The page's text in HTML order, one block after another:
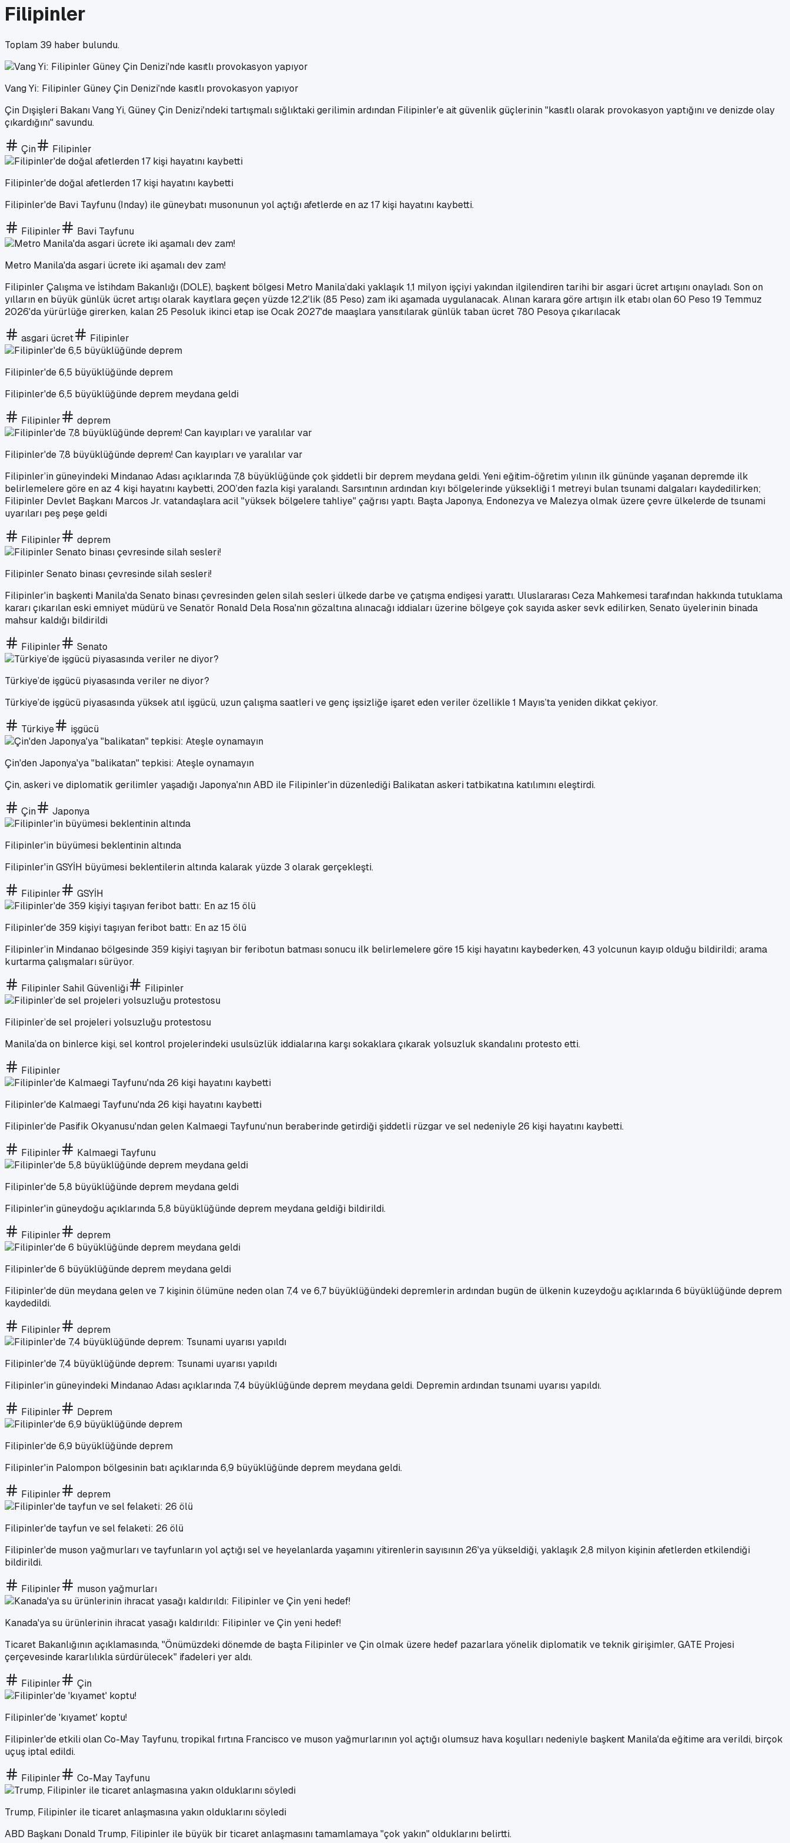
Filipinler
Toplam 39 haber bulundu.
Vang Yi: Filipinler Güney Çin Denizi'nde kasıtlı provokasyon yapıyor
Çin Dışişleri Bakanı Vang Yi, Güney Çin Denizi'ndeki tartışmalı sığlıktaki gerilimin ardından Filipinler'e ait güvenlik güçlerinin "kasıtlı olarak provokasyon yaptığını ve denizde olay
çıkardığını" savundu.
Çin Filipinler
Filipinler'de doğal afetlerden 17 kişi hayatını kaybetti
Filipinler'de Bavi Tayfunu (Inday) ile güneybatı musonunun yol açtığı afetlerde en az 17 kişi hayatını kaybetti.
Filipinler Bavi Tayfunu
Metro Manila'da asgari ücrete iki aşamalı dev zam!
Filipinler Çalışma ve İstihdam Bakanlığı (DOLE), başkent bölgesi Metro Manila’daki yaklaşık 1,1 milyon işçiyi yakından ilgilendiren tarihi bir asgari ücret artışını onayladı. Son on
yılların en büyük günlük ücret artışı olarak kayıtlara geçen yüzde 12,2'lik (85 Peso) zam iki aşamada uygulanacak. Alınan karara göre artışın ilk etabı olan 60 Peso 19 Temmuz
2026'da yürürlüğe girerken, kalan 25 Pesoluk ikinci etap ise Ocak 2027'de maaşlara yansıtılarak günlük taban ücret 780 Pesoya çıkarılacak
asgari ücret Filipinler
Filipinler'de 6,5 büyüklüğünde deprem
Filipinler'de 6,5 büyüklüğünde deprem meydana geldi
Filipinler deprem
Filipinler'de 7,8 büyüklüğünde deprem! Can kayıpları ve yaralılar var
Filipinler’in güneyindeki Mindanao Adası açıklarında 7,8 büyüklüğünde çok şiddetli bir deprem meydana geldi. Yeni eğitim-öğretim yılının ilk gününde yaşanan depremde ilk
belirlemelere göre en az 4 kişi hayatını kaybetti, 200’den fazla kişi yaralandı. Sarsıntının ardından kıyı bölgelerinde yüksekliği 1 metreyi bulan tsunami dalgaları kaydedilirken;
Filipinler Devlet Başkanı Marcos Jr. vatandaşlara acil "yüksek bölgelere tahliye" çağrısı yaptı. Başta Japonya, Endonezya ve Malezya olmak üzere çevre ülkelerde de tsunami
uyarıları peş peşe geldi
Filipinler deprem
Filipinler Senato binası çevresinde silah sesleri!
Filipinler'in başkenti Manila'da Senato binası çevresinden gelen silah sesleri ülkede darbe ve çatışma endişesi yarattı. Uluslararası Ceza Mahkemesi tarafından hakkında tutuklama
kararı çıkarılan eski emniyet müdürü ve Senatör Ronald Dela Rosa'nın gözaltına alınacağı iddiaları üzerine bölgeye çok sayıda asker sevk edilirken, Senato üyelerinin binada
mahsur kaldığı bildirildi
Filipinler Senato
Türkiye’de işgücü piyasasında veriler ne diyor?
Türkiye’de işgücü piyasasında yüksek atıl işgücü, uzun çalışma saatleri ve genç işsizliğe işaret eden veriler özellikle 1 Mayıs’ta yeniden dikkat çekiyor.
Türkiye işgücü
Çin'den Japonya'ya "balikatan" tepkisi: Ateşle oynamayın
Çin, askeri ve diplomatik gerilimler yaşadığı Japonya'nın ABD ile Filipinler'in düzenlediği Balikatan askeri tatbikatına katılımını eleştirdi.
Çin Japonya
Filipinler'in büyümesi beklentinin altında
Filipinler'in GSYİH büyümesi beklentilerin altında kalarak yüzde 3 olarak gerçekleşti.
Filipinler GSYİH
Filipinler'de 359 kişiyi taşıyan feribot battı: En az 15 ölü
Filipinler’in Mindanao bölgesinde 359 kişiyi taşıyan bir feribotun batması sonucu ilk belirlemelere göre 15 kişi hayatını kaybederken, 43 yolcunun kayıp olduğu bildirildi; arama
kurtarma çalışmaları sürüyor.
Filipinler Sahil Güvenliği Filipinler
Filipinler’de sel projeleri yolsuzluğu protestosu
Manila’da on binlerce kişi, sel kontrol projelerindeki usulsüzlük iddialarına karşı sokaklara çıkarak yolsuzluk skandalını protesto etti.
Filipinler
Filipinler'de Kalmaegi Tayfunu'nda 26 kişi hayatını kaybetti
Filipinler'de Pasifik Okyanusu'ndan gelen Kalmaegi Tayfunu'nun beraberinde getirdiği şiddetli rüzgar ve sel nedeniyle 26 kişi hayatını kaybetti.
Filipinler Kalmaegi Tayfunu
Filipinler'de 5,8 büyüklüğünde deprem meydana geldi
Filipinler'in güneydoğu açıklarında 5,8 büyüklüğünde deprem meydana geldiği bildirildi.
Filipinler deprem
Filipinler'de 6 büyüklüğünde deprem meydana geldi
Filipinler'de dün meydana gelen ve 7 kişinin ölümüne neden olan 7,4 ve 6,7 büyüklüğündeki depremlerin ardından bugün de ülkenin kuzeydoğu açıklarında 6 büyüklüğünde deprem
kaydedildi.
Filipinler deprem
Filipinler'de 7,4 büyüklüğünde deprem: Tsunami uyarısı yapıldı
Filipinler'in güneyindeki Mindanao Adası açıklarında 7,4 büyüklüğünde deprem meydana geldi. Depremin ardından tsunami uyarısı yapıldı.
Filipinler Deprem
Filipinler'de 6,9 büyüklüğünde deprem
Filipinler'in Palompon bölgesinin batı açıklarında 6,9 büyüklüğünde deprem meydana geldi.
Filipinler deprem
Filipinler'de tayfun ve sel felaketi: 26 ölü
Filipinler'de muson yağmurları ve tayfunların yol açtığı sel ve heyelanlarda yaşamını yitirenlerin sayısının 26'ya yükseldiği, yaklaşık 2,8 milyon kişinin afetlerden etkilendiği
bildirildi.
Filipinler muson yağmurları
Kanada'ya su ürünlerinin ihracat yasağı kaldırıldı: Filipinler ve Çin yeni hedef!
Ticaret Bakanlığının açıklamasında, "Önümüzdeki dönemde de başta Filipinler ve Çin olmak üzere hedef pazarlara yönelik diplomatik ve teknik girişimler, GATE Projesi
çerçevesinde kararlılıkla sürdürülecek" ifadeleri yer aldı.
Filipinler Çin
Filipinler'de 'kıyamet' koptu!
Filipinler'de etkili olan Co-May Tayfunu, tropikal fırtına Francisco ve muson yağmurlarının yol açtığı olumsuz hava koşulları nedeniyle başkent Manila'da eğitime ara verildi, birçok
uçuş iptal edildi.
Filipinler Co-May Tayfunu
Trump, Filipinler ile ticaret anlaşmasına yakın olduklarını söyledi
ABD Başkanı Donald Trump, Filipinler ile büyük bir ticaret anlaşmasını tamamlamaya "çok yakın" olduklarını belirtti.